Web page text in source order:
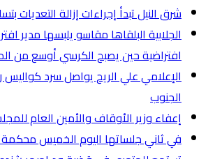
شرق النيل تبدأ إجراءات إزالة التعديات
الجلابية البلقاها مقاسو يلبسها ​مدير
افتراضية حين يصبح الكرسي أوسع من
الإعلامي علي الريح يواصل سرد كواليس
الجنوب
إعفاء وزير الأوقاف والأمين العام
في ثاني جلساتها اليوم الخميس